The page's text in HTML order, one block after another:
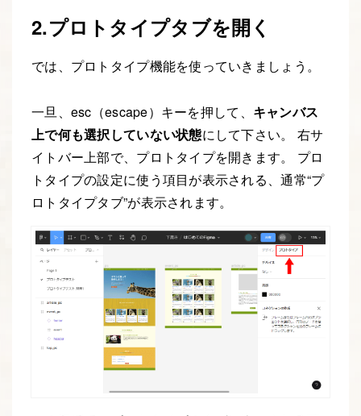
2.プロトタイプタブを開く
では、プロトタイプ機能を使っていきましょう。
一旦、esc（escape）キーを押して、 キャンバス
上で何も選択していない状態にして下さい。 右サ
イトバー上部で、プロトタイプを開きます。 プロ
トタイプの設定に使う項目が表示される、通常“プ
ロトタイプタブ”が表示されます。